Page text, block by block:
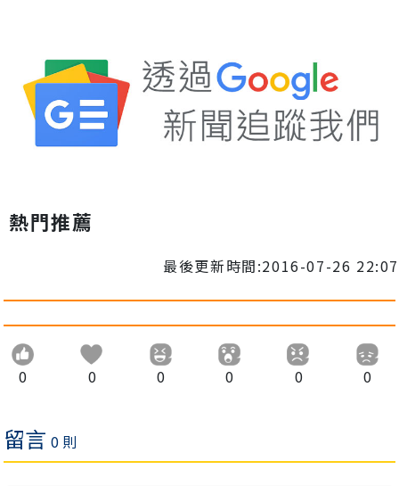
熱門推薦
最後更新時間:2016-07-26 22:07
0 0 0 0 0 0